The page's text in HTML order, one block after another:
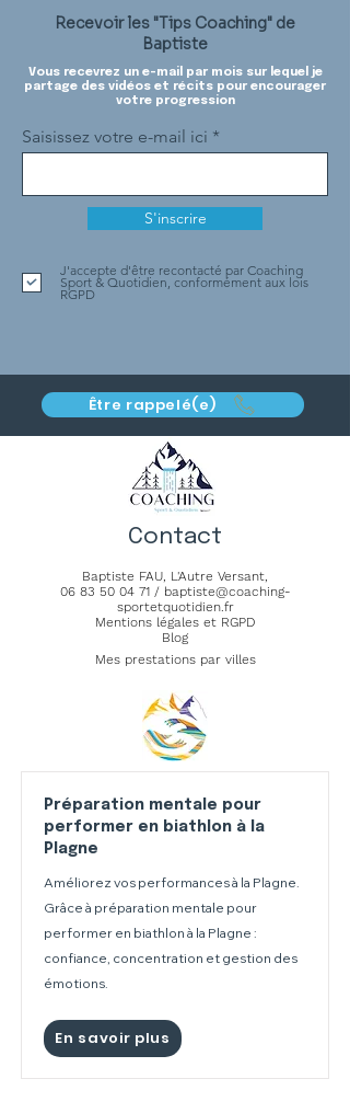
Recevoir les "Tips Coaching" de
Baptiste
Vous recevrez un e-mail par mois sur lequel je
partage des vidéos et récits pour encourager
votre progression
Saisissez votre e-mail ici
S'inscrire
J'accepte d'être recontacté par Coaching
Sport & Quotidien, conformément aux lois
RGPD
Être rappelé(e)
Contact
Baptiste FAU, L'Autre Versant,
06 83 50 04 71/ baptiste@coaching-
sportetquotidien.fr
Mentions légales et RGPD
Blog
Mes prestations par villes
Préparation mentale pour
performer en biathlon à la
Plagne
Améliorez vos performances à la Plagne.
Grâce à préparation mentale pour
performer en biathlon à la Plagne :
confiance, concentration et gestion des
émotions.
En savoir plus